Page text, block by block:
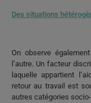
Des situations
On observe
l’autre. Un facteur
laquelle appartient
retour au travail est
autres catégories